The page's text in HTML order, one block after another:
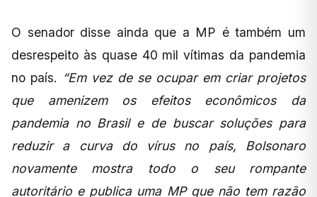
O senador disse ainda que a MP é também um
desrespeito às quase 40 mil vítimas da pandemia
no país. “Em vez de se ocupar em criar projetos
que amenizem os efeitos econômicos da
pandemia no Brasil e de buscar soluções para
reduzir a curva do vírus no país, Bolsonaro
novamente mostra todo o seu rompante
autoritário e publica uma MP que não tem razão